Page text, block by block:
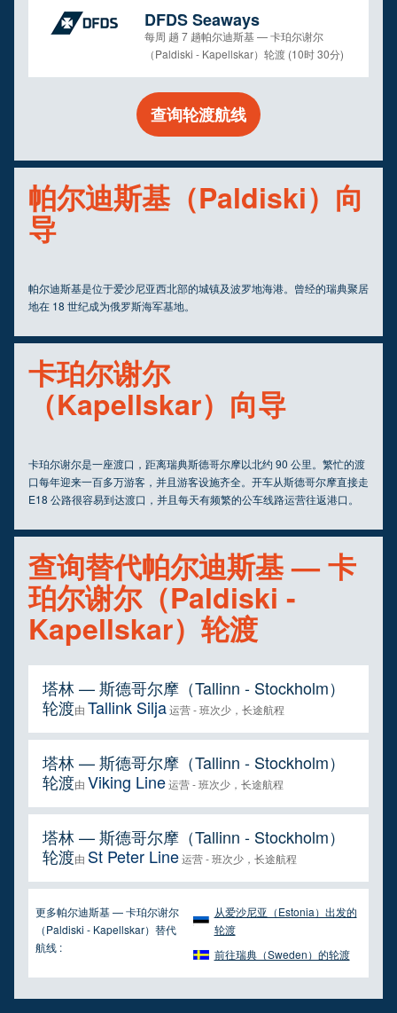
DFDS Seaways
每周 趟 7 趟帕尔迪斯基 — 卡珀尔谢尔
（Paldiski - Kapellskar）轮渡 (10时 30分)
查询轮渡航线
帕尔迪斯基（Paldiski）向
导
帕尔迪斯基是位于爱沙尼亚西北部的城镇及波罗地海港。曾经的瑞典聚居
地在 18 世纪成为俄罗斯海军基地。
卡珀尔谢尔
（Kapellskar）向导
卡珀尔谢尔是一座渡口，距离瑞典斯德哥尔摩以北约 90 公里。繁忙的渡
口每年迎来一百多万游客，并且游客设施齐全。开车从斯德哥尔摩直接走
E18 公路很容易到达渡口，并且每天有频繁的公车线路运营往返港口。
查询替代帕尔迪斯基 — 卡
珀尔谢尔（Paldiski -
Kapellskar）轮渡
塔林 — 斯德哥尔摩（Tallinn - Stockholm）
轮渡由 Tallink Silja运营 - 班次少，长途航程
塔林 — 斯德哥尔摩（Tallinn - Stockholm）
轮渡由 Viking Line运营 - 班次少，长途航程
塔林 — 斯德哥尔摩（Tallinn - Stockholm）
轮渡由 St Peter Line运营 - 班次少，长途航程
更多帕尔迪斯基 — 卡珀尔谢尔
（Paldiski - Kapellskar）替代
航线 :
从爱沙尼亚（Estonia）出发的
轮渡
前往瑞典（Sweden）的轮渡